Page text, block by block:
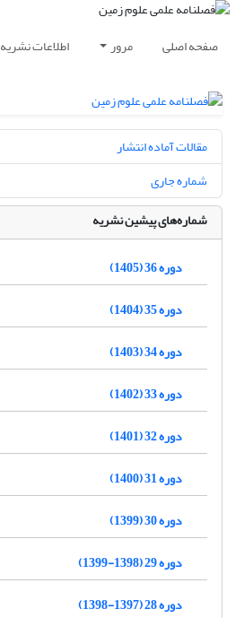
صفحه اصلی مرور اطلاعات نشریه
مقالات آماده انتشار
شماره جاری
شماره‌های پیشین نشریه
دوره 36 (1405)
دوره 35 (1404)
دوره 34 (1403)
دوره 33 (1402)
دوره 32 (1401)
دوره 31 (1400)
دوره 30 (1399)
دوره 29 (1398-1399)
دوره 28 (1397-1398)